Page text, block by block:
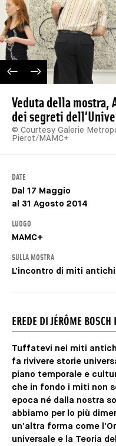
IMAGE PRÉCÉDENTEIMAGE SUIVANTE
Veduta della mostra,
dei segreti
© Courtesy Galerie
Piérot/MAMC+
DATE
Dal 17 Maggio
al 31 Agosto 2014
LUOGO
MAMC+
SULLA MOSTRA
L’incontro di miti
EREDE DI JÉRÔME BOSCH
Tuffatevi nei miti
fa rivivere storie
piano temporale e
che in fondo i miti non
epoca né dalla nostra
abbiamo per lo più
un’altra forma come
universale e la Teoria